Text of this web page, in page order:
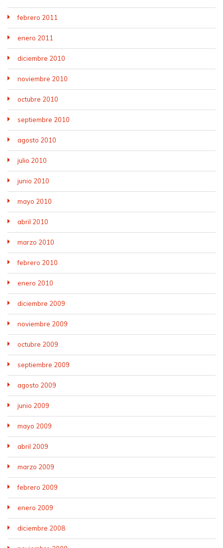
febrero 2011
enero 2011
diciembre 2010
noviembre 2010
octubre 2010
septiembre 2010
agosto 2010
julio 2010
junio 2010
mayo 2010
abril 2010
marzo 2010
febrero 2010
enero 2010
diciembre 2009
noviembre 2009
octubre 2009
septiembre 2009
agosto 2009
junio 2009
mayo 2009
abril 2009
marzo 2009
febrero 2009
enero 2009
diciembre 2008